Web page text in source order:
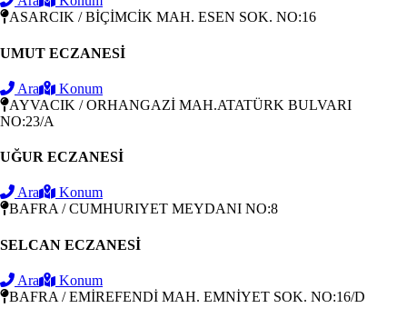
ASARCIK / BİÇİMCİK MAH. ESEN SOK. NO:16
UMUT ECZANESİ
Ara
Konum
AYVACIK / ORHANGAZİ MAH.ATATÜRK BULVARI
NO:23/A
UĞUR ECZANESİ
Ara
Konum
BAFRA / CUMHURIYET MEYDANI NO:8
SELCAN ECZANESİ
Ara
Konum
BAFRA / EMİREFENDİ MAH. EMNİYET SOK. NO:16/D